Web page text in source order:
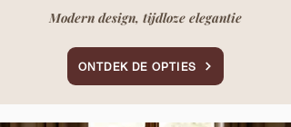
Modern design, tijdloze elegantie
ONTDEK DE OPTIES